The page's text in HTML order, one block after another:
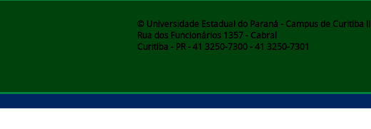
© Universidade Estadual do Paraná - Campus de Curitiba II
Rua dos Funcionários 1357 - Cabral
Curitiba - PR - 41 3250-7300 - 41 3250-7301